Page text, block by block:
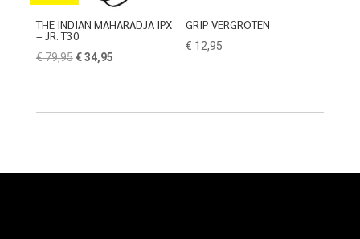
THE INDIAN MAHARADJA IPX
– JR. T30
€79,95 Oorspronkelijke
€34,95Huidige
GRIP VERGROTEN
€ 12,95